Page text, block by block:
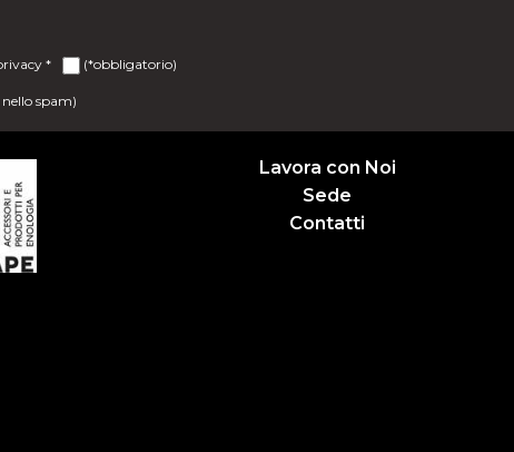
* (*obbligatorio)
spam)
Lavora con Noi
Sede
Contatti